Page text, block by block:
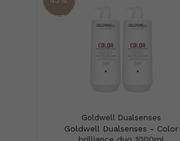
Goldwell Dualsenses
Goldwell Dualsenses - Color